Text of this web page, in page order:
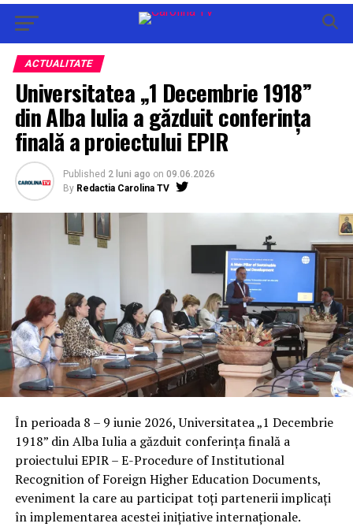
ACTUALITATE
Universitatea „1 Decembrie 1918”
din Alba Iulia a găzduit conferința
finală a proiectului EPIR
Published 2 luni ago on 09.06.2026
By Redactia Carolina TV
În perioada 8 – 9 iunie 2026, Universitatea „1 Decembrie
1918” din Alba Iulia a găzduit conferința finală a
proiectului EPIR – E-Procedure of Institutional
Recognition of Foreign Higher Education Documents,
eveniment la care au participat toți partenerii implicați
în implementarea acestei inițiative internaționale.